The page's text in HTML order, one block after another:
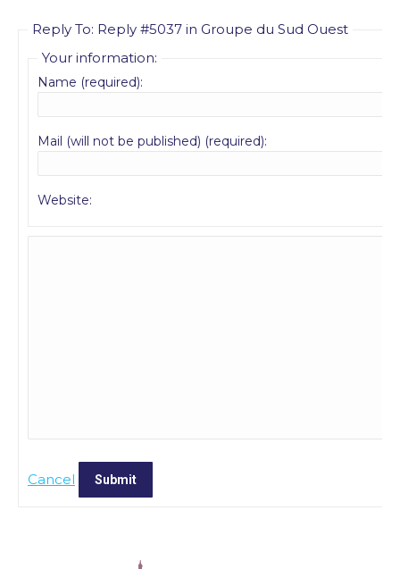
Reply To: Reply #5037 in Groupe du Sud Ouest
Your information:
Name (required):
Mail (will not be published) (required):
Website:
Cancel Submit